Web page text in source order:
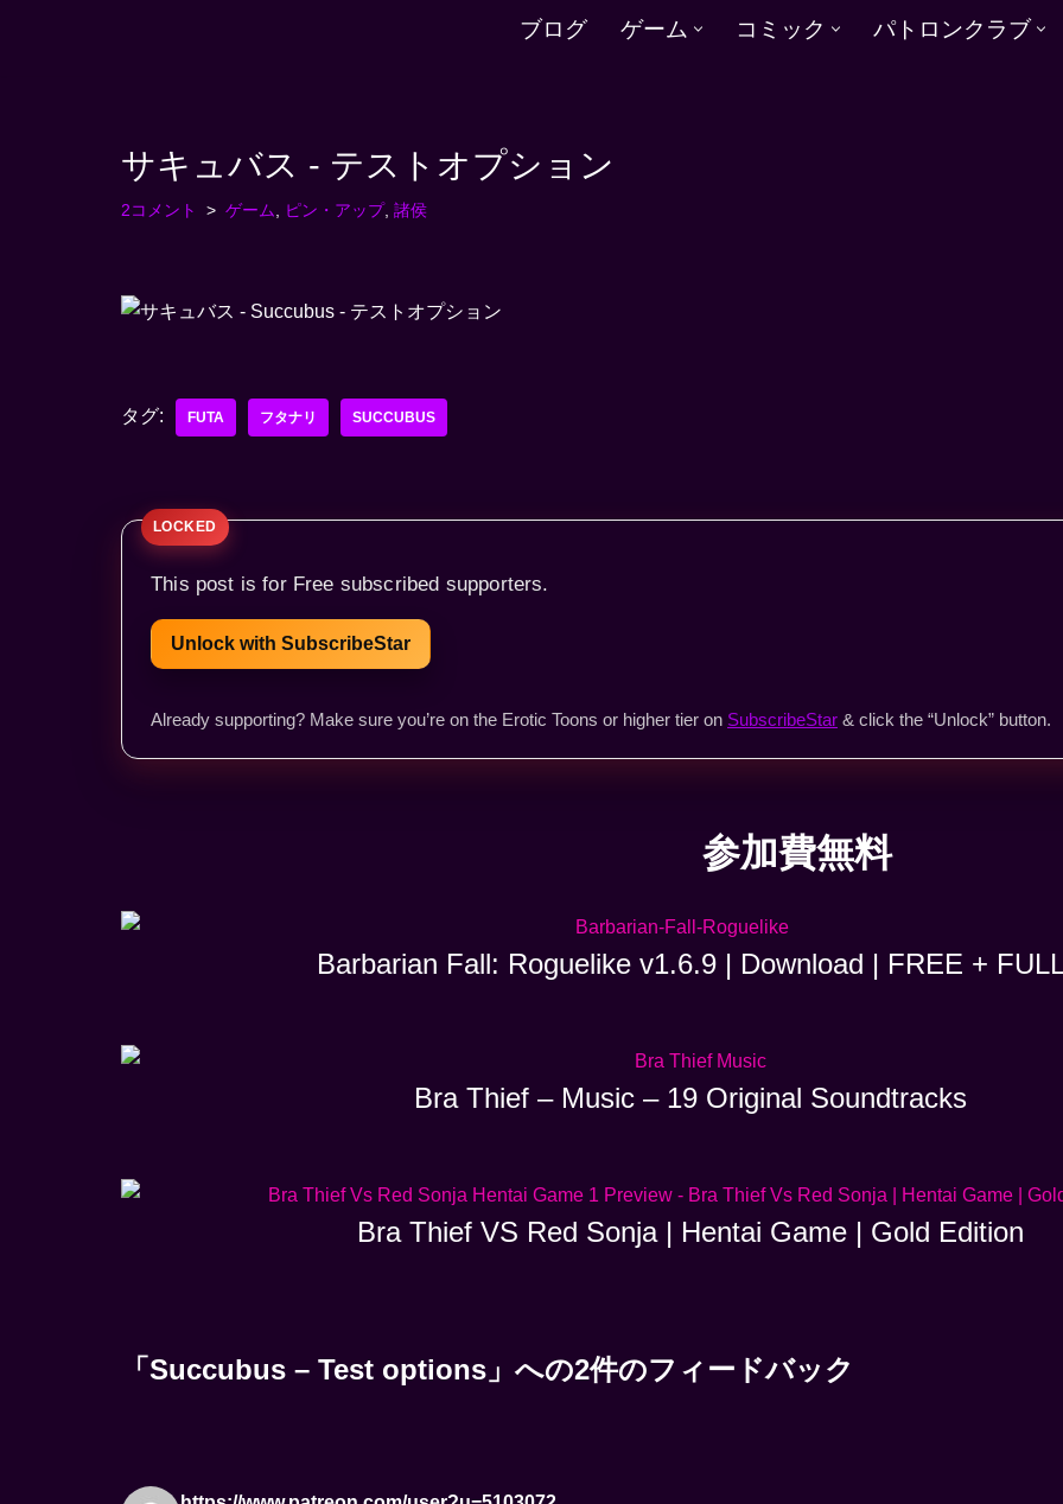
ブログ ゲーム コミック パトロンクラブ
サキュバス - テストオプション
2コメント ゲーム ピン・アップ, 諸侯
タグ: FUTA フタナリ SUCCUBUS
This post is for Free subscribed supporters.
Unlock with SubscribeStar
Already supporting? Make sure you’re on the Erotic Toons or higher tier on SubscribeStar & click the “Unlock” button.
参加費無料
Barbarian Fall: Roguelike v1.6.9 | Download | FREE +
Bra Thief – Music – 19 Original Soundtracks
Bra Thief VS Red Sonja | Hentai Game | Gold Edition
「Succubus – Test options」への2件のフィードバック